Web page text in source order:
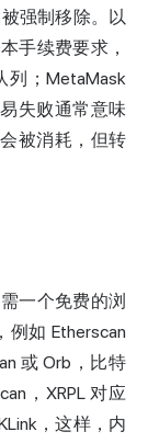
强制移除。以
手续费要求，
；MetaMask
失败通常意味
被消耗，但转
一个免费的浏
如 Etherscan
或 Orb，比特
，XRPL 对应
，这样，内